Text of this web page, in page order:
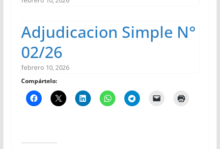
Adjudicacion Simple N°
02/26
febrero 10, 2026
Compártelo: